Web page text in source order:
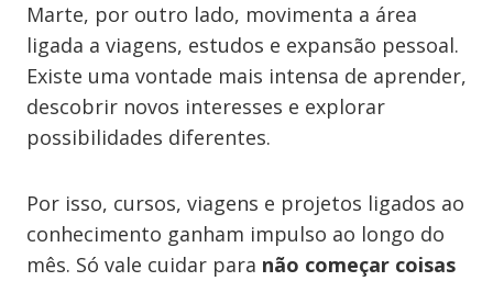
Marte, por outro lado, movimenta a área
ligada a viagens, estudos e expansão pessoal.
Existe uma vontade mais intensa de aprender,
descobrir novos interesses e explorar
possibilidades diferentes.
Por isso, cursos, viagens e projetos ligados ao
conhecimento ganham impulso ao longo do
mês. Só vale cuidar para não começar coisas